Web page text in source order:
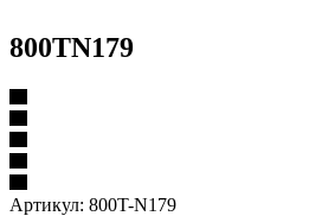
800TN179
Артикул: 800T-N179